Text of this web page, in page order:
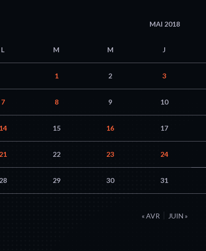
MAI 2018
L M M J
1 2 3
7 8 9 10
14 15 16 17
21 22 23 24
28 29 30 31
« AVR JUIN »